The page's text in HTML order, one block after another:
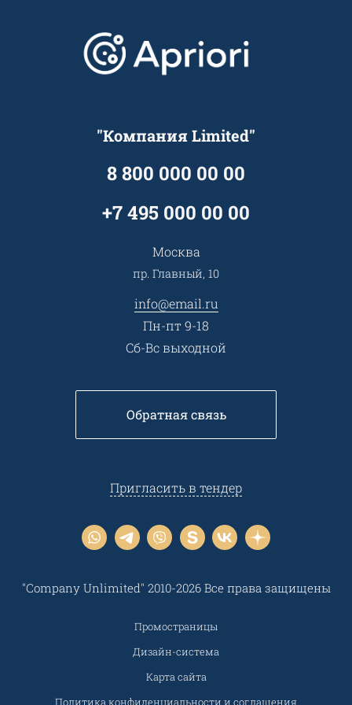
"Компания Limited"
8 800 000 00 00
+7 495 000 00 00
Москва
пр. Главный, 10
info@email.ru
Пн-пт 9-18
Сб-Вс выходной
Обратная связь
Пригласить в тендер
Онлайн поддержка
Скидки и бонусы
Оптовым клиентам
Презентации и каталоги
Достижения и награды
Сотрудничество
"Company Unlimited" 2010-2026 Все права защищены
Промостраницы
Дизайн-система
Карта сайта
Политика конфиденциальности и соглашения